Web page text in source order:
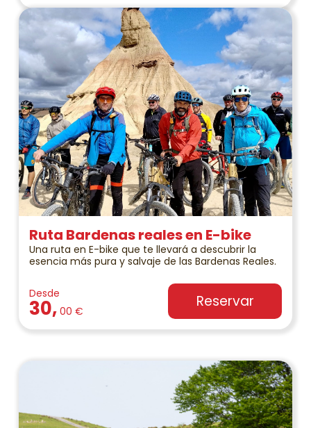
Ruta Bardenas reales en E-bike
Una ruta en E-bike que te llevará a descubrir la
esencia más pura y salvaje de las Bardenas Reales.
Desde
30, 00 €
Reservar